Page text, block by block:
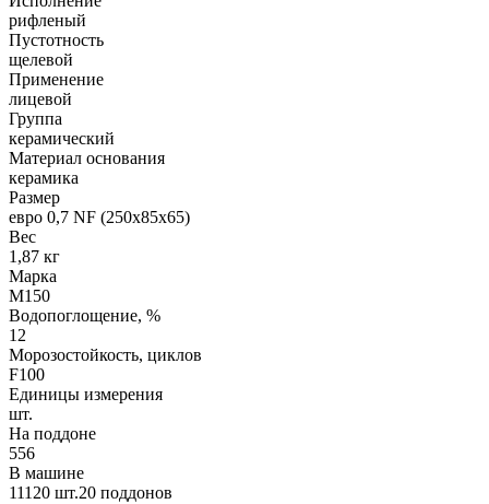
рифленый
Пустотность
щелевой
Применение
лицевой
Группа
керамический
Материал основания
керамика
Размер
евро 0,7 NF (250х85х65)
Вес
1,87 кг
Марка
М150
Водопоглощение, %
12
Морозостойкость, циклов
F100
Единицы измерения
шт.
На поддоне
556
В машине
11120 шт.20 поддонов